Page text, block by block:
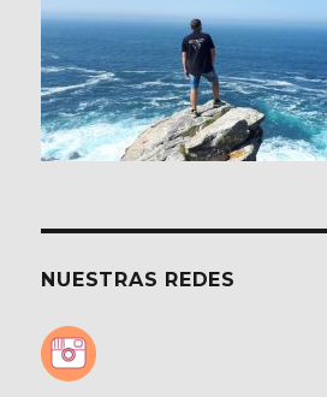
NUESTRAS REDES